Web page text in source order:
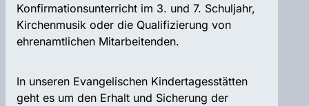
Konfirmationsunterricht im 3. und 7. Schuljahr,
Kirchenmusik oder die Qualifizierung von
ehrenamtlichen Mitarbeitenden.
In unseren Evangelischen Kindertagesstätten
geht es um den Erhalt und Sicherung der